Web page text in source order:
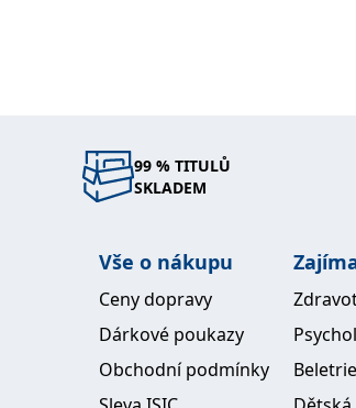
99 % TITULŮ
SKLADEM
Vše o nákupu
Ceny dopravy
Dárkové poukazy
Obchodní podmínky
Beletrie